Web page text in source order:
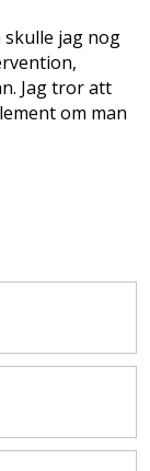
jag nog
Jag tror att
om man